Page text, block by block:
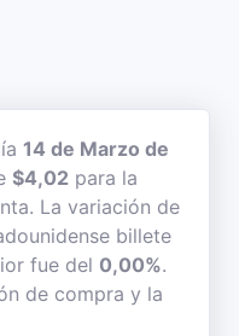
14 de Marzo de
$4,02 para la
La variación de
billete
fue del 0,00%.
de compra y la